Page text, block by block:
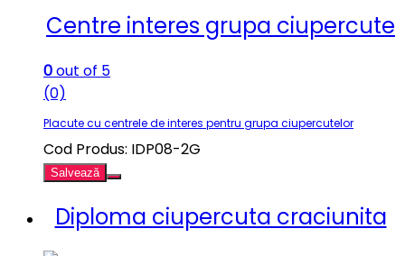
Centre interes grupa ciupercute
0out of 5
(0)
Placute cu centrele de interes pentru grupa ciupercutelor
Cod Produs: IDP08-2G
Salvează
Diploma ciupercuta craciunita